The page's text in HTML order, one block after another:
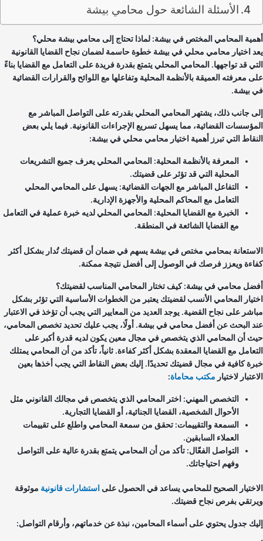
الأسئلة الشائعة حول محامي بيشة
المحامي المختص في بيشة: لماذا تحتاج إلى محامي بيشة محلي؟
اختيار محامي محلي في بيشة خطوة حاسمة لضمان نجاح القضايا القانونية
قد تواجهها. المحامي المحلي يتمتع بقدرة فريدة على التعامل مع القضايا بناءً
معرفته العميقة بالأنظمة المحلية وتفاعلها مع اللوائح والقرارات القضائية
بيشة.
جانب ذلك، يشتهر المحامي المحلي بقدرته على التواصل المباشر مع
القضائية، مما يسهل تسريع الإجراءات القانونية. فيما يلي بعض
التي تبرز أهمية اختيار محامي محلي في بيشة:
المعرفة بالأنظمة المحلية: المحامي المحلي يعرف جميع التشريعات
المحلية التي قد تؤثر على قضيتك.
التفاعل المباشر مع الجهات القضائية: يسهل على المحامي المحلي
التعامل مع المحاكم المحلية والأجهزة الإدارية.
الخبرة مع القضايا المحلية: المحامي المحلي لديه خبرة عملية في التعامل
مع القضايا الشائعة في المنطقة.
بمحامي مختص في بيشة يسهم في ضمان أن قضيتك تُدار بشكل أكثر
ويعزز فرصك في الوصول إلى أفضل نتيجة ممكنة.
محامي في بيشة: كيف تختار المحامي المناسب لقضيتك؟
المحامي الأنسب لقضيتك يعتبر من الخطوات الأساسية التي تؤثر بشكل
على نجاح القضية. يوجد العديد من المعايير التي يجب أن تؤخذ في الاعتبار
البحث عن أفضل محامي في بيشة. أولًا، يجب عليك تحديد تخصص المحامي،
أن المحامي الذي يتخصص في مجال معين يكون لديه قدرة أكبر على
مع القضايا المعقدة بشكل أكثر كفاءة. ثانياً، تأكد من أن المحامي يمتلك
كافية في مجال قضيتك تحديدًا. إليك بعض النقاط التي يجب أخذها بعين
لاختيارمكتب محاماة:
التخصص المهني: اختر المحامي الذي يتخصص في مجالك القانوني مثل
الأحوال الشخصية، القضايا الجنائية، أو القضايا التجارية.
السمعة والتقييمات: تحقق من سمعة المحامي واطلع على تقييمات
العملاء السابقين.
التواصل الفعّال: تأكد من أن المحامي يتمتع بقدرة عالية على التواصل
وفهم احتياجاتك.
الصحيح للمحامي يساعد في الحصول علىاستشارات قانونيةموثوقة
بفرص نجاح قضيتك.
جدول يحتوي على أسماء المحامين، نبذة عن خدماتهم، وأرقام التواصل: